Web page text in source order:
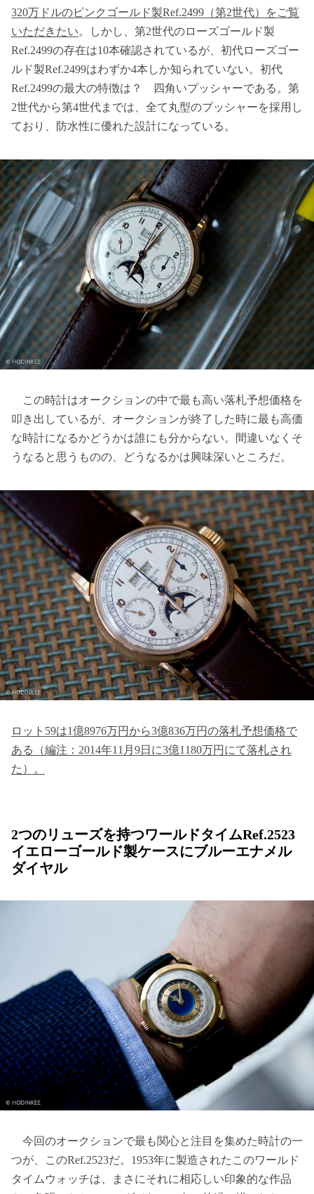
320万ドルのピンクゴールド製Ref.2499（第2世代）をご覧
いただきたい。しかし、第2世代のローズゴールド製
Ref.2499の存在は10本確認されているが、初代ローズゴー
ルド製Ref.2499はわずか4本しか知られていない。初代
Ref.2499の最大の特徴は？ 四角いプッシャーである。第
2世代から第4世代までは、全て丸型のプッシャーを採用し
ており、防水性に優れた設計になっている。
この時計はオークションの中で最も高い落札予想価格を
叩き出しているが、オークションが終了した時に最も高価
な時計になるかどうかは誰にも分からない。間違いなくそ
うなると思うものの、どうなるかは興味深いところだ。
ロット59は1億8976万円から3億836万円の落札予想価格で
ある（編注：2014年11月9日に3億1180万円にて落札され
た）。
2つのリューズを持つワールドタイムRef.2523
イエローゴールド製ケースにブルーエナメル
ダイヤル
今回のオークションで最も関心と注目を集めた時計の一
つが、このRef.2523だ。1953年に製造されたこのワールド
タイムウォッチは、まさにそれに相応しい印象的な作品